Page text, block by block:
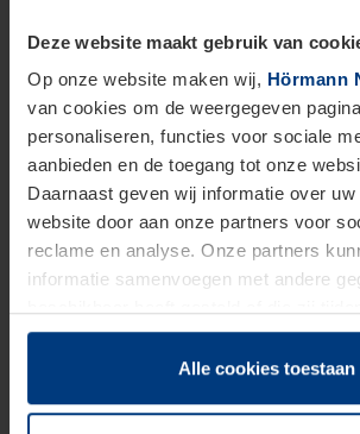
Deze website maakt gebruik van
Op onze website maken wij, Hörmann
van cookies om de weergegeven
personaliseren, functies voor sociale
aanbieden en de toegang tot onze
Daarnaast geven wij informatie over
website door aan onze partners voor
reclame en analyse. Onze partners
informatie samenvoegen met andere
hun diensten hebben verzameld.
Juridisch hebben wij het recht om
van deze pagina's absoluut vereist is.
Alle cookies toestaan